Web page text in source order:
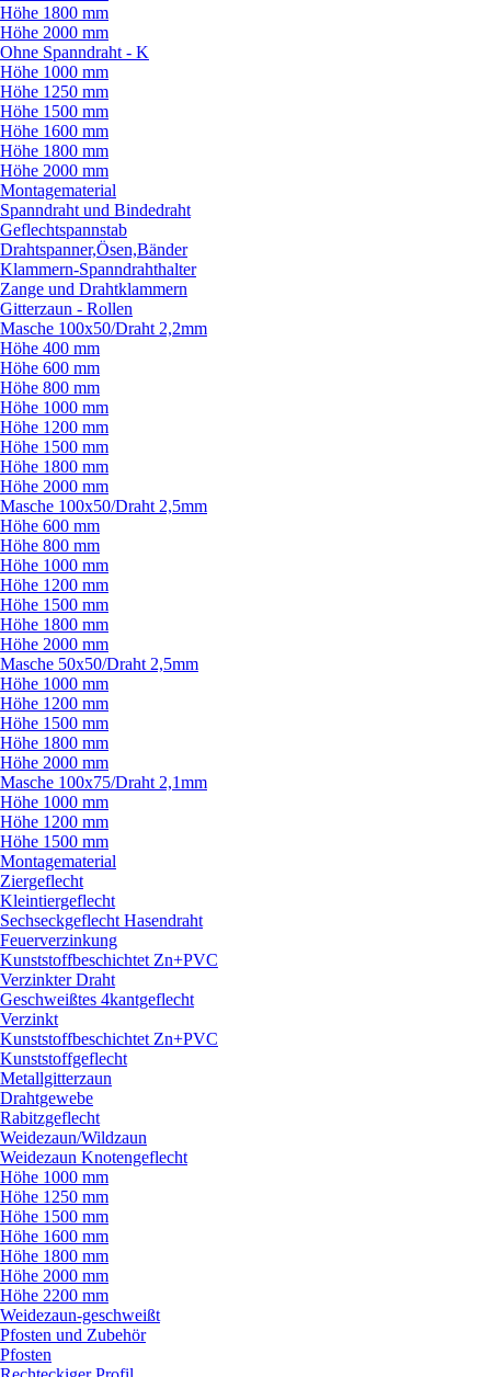
Höhe 1800 mm
Höhe 2000 mm
Ohne Spanndraht - K
Höhe 1000 mm
Höhe 1250 mm
Höhe 1500 mm
Höhe 1600 mm
Höhe 1800 mm
Höhe 2000 mm
Montagematerial
Spanndraht und Bindedraht
Geflechtspannstab
Drahtspanner,Ösen,Bänder
Klammern-Spanndrahthalter
Zange und Drahtklammern
Gitterzaun - Rollen
Masche 100x50/Draht 2,2mm
Höhe 400 mm
Höhe 600 mm
Höhe 800 mm
Höhe 1000 mm
Höhe 1200 mm
Höhe 1500 mm
Höhe 1800 mm
Höhe 2000 mm
Masche 100x50/Draht 2,5mm
Höhe 600 mm
Höhe 800 mm
Höhe 1000 mm
Höhe 1200 mm
Höhe 1500 mm
Höhe 1800 mm
Höhe 2000 mm
Masche 50x50/Draht 2,5mm
Höhe 1000 mm
Höhe 1200 mm
Höhe 1500 mm
Höhe 1800 mm
Höhe 2000 mm
Masche 100x75/Draht 2,1mm
Höhe 1000 mm
Höhe 1200 mm
Höhe 1500 mm
Montagematerial
Ziergeflecht
Kleintiergeflecht
Sechseckgeflecht Hasendraht
Feuerverzinkung
Kunststoffbeschichtet Zn+PVC
Verzinkter Draht
Geschweißtes 4kantgeflecht
Verzinkt
Kunststoffbeschichtet Zn+PVC
Kunststoffgeflecht
Metallgitterzaun
Drahtgewebe
Rabitzgeflecht
Weidezaun/Wildzaun
Weidezaun Knotengeflecht
Höhe 1000 mm
Höhe 1250 mm
Höhe 1500 mm
Höhe 1600 mm
Höhe 1800 mm
Höhe 2000 mm
Höhe 2200 mm
Weidezaun-geschweißt
Pfosten und Zubehör
Pfosten